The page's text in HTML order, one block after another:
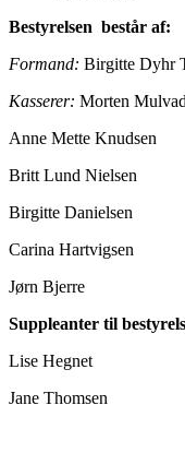
Bestyrelsen består af:
Formand: Birgitte Dyhr
Kasserer: Morten
Anne Mette Knudsen
Britt Lund Nielsen
Birgitte Danielsen
Carina Hartvigsen
Jørn Bjerre
Suppleanter til
Lise Hegnet
Jane Thomsen